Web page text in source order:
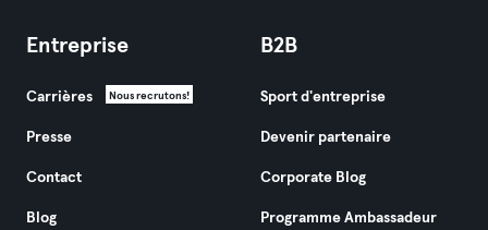
Entreprise
Carrières Nous recrutons!
Presse
Contact
Blog
B2B
Sport d'entreprise
Devenir partenaire
Corporate Blog
Programme Ambassadeur